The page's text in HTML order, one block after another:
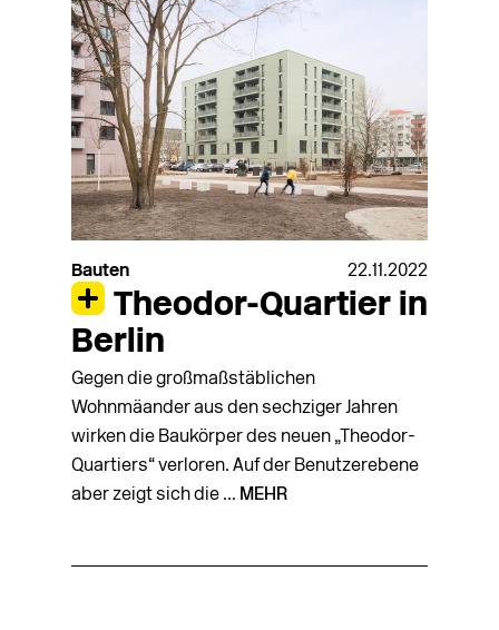
Bauten 22.11.2022
Theodor-Quartier in
Berlin
Gegen die großmaßstäblichen
Wohnmäander aus den sechziger Jahren
wirken die Baukörper des neuen „Theodor-
Quartiers“ verloren. Auf der Benutzerebene
aber zeigt sich die ... MEHR